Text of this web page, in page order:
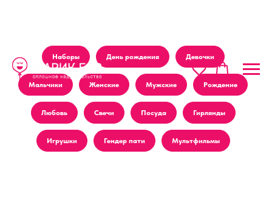
Наборы День рождения Девочки
Мальчики Женские Мужские Рождение
Любовь Свечи Посуда Гирлянды
Игрушки Гендер пати Мультфильмы